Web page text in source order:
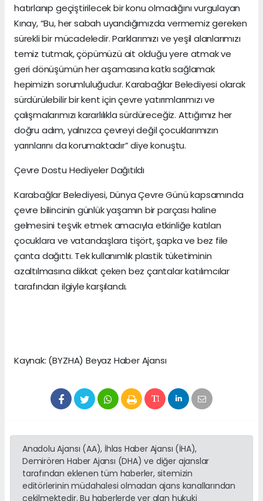
hatırlanıp geçiştirilecek bir konu olmadığını vurgulayan
Kınay, “Bu, her sabah uyandığımızda vermemiz gereken
sürekli bir mücadeledir. Parklarımızı ve yeşil alanlarımızı
temiz tutmak, çöpümüzü ait olduğu yere atmak ve
geri dönüşümün her aşamasına katkı sağlamak
hepimizin sorumluluğudur. Karabağlar Belediyesi olarak
sürdürülebilir bir kent için çevre yatırımlarımızı ve
çalışmalarımızı kararlılıkla sürdüreceğiz. Attığımız her
doğru adım, yalnızca çevreyi değil çocuklarımızın
yarınlarını da korumaktadır” diye konuştu.
Çevre Dostu Hediyeler Dağıtıldı
Karabağlar Belediyesi, Dünya Çevre Günü kapsamında
çevre bilincinin günlük yaşamın bir parçası haline
gelmesini teşvik etmek amacıyla etkinliğe katılan
çocuklara ve vatandaşlara tişört, şapka ve bez file
çanta dağıttı. Tek kullanımlık plastik tüketiminin
azaltılmasına dikkat çeken bez çantalar katılımcılar
tarafından ilgiyle karşılandı.
Kaynak: (BYZHA) Beyaz Haber Ajansı
Anadolu Ajansı (AA), İhlas Haber Ajansı (İHA),
Demirören Haber Ajansı (DHA) ve diğer ajanslar
tarafından eklenen tüm haberler, sitemizin
editörlerinin müdahalesi olmadan ajans kanallarından
çekilmektedir. Bu haberlerde yer alan hukuki